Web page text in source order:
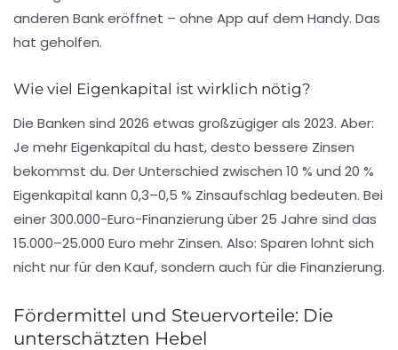
anderen Bank eröffnet – ohne App auf dem Handy. Das
hat geholfen.
Wie viel Eigenkapital ist wirklich nötig?
Die Banken sind 2026 etwas großzügiger als 2023. Aber:
Je mehr Eigenkapital du hast, desto bessere Zinsen
bekommst du. Der Unterschied zwischen 10 % und 20 %
Eigenkapital kann 0,3–0,5 % Zinsaufschlag bedeuten. Bei
einer 300.000-Euro-Finanzierung über 25 Jahre sind das
15.000–25.000 Euro mehr Zinsen. Also: Sparen lohnt sich
nicht nur für den Kauf, sondern auch für die Finanzierung.
Fördermittel und Steuervorteile: Die
unterschätzten Hebel